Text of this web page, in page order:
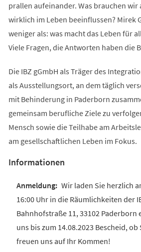
prallen aufeinander. Was brauchen wir
wirklich im Leben beeinflussen? Mirek
weniger als: was macht das Leben für
Viele Fragen, die Antworten haben die
Die IBZ gGmbH als Träger des
als Ausstellungsort, an dem täglich
mit Behinderung in Paderborn
gemeinsam berufliche Ziele zu
Mensch sowie die Teilhabe am
am gesellschaftlichen Leben im Fokus.
Informationen
Wir laden Sie herzlich
16:00 Uhr in die Räumlichkeiten der
Bahnhofstraße 11, 33102 Paderborn
uns bis zum 14.08.2023 Bescheid,
freuen uns auf Ihr Kommen!